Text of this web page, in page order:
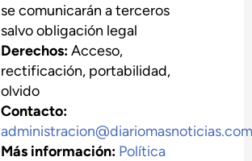
se comunicarán a terceros
salvo obligación legal
Derechos:Acceso,
rectificación, portabilidad,
olvido
Contacto:
administracion@diariomasnoticias.com
Más información: Política